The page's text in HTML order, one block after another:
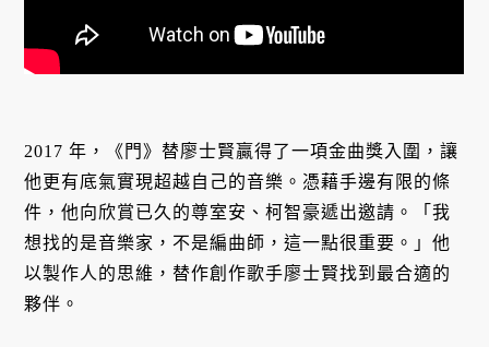
2017 年，《門》替廖士賢贏得了一項金曲獎入圍，讓
他更有底氣實現超越自己的音樂。憑藉手邊有限的條
件，他向欣賞已久的尊室安、柯智豪遞出邀請。「我
想找的是音樂家，不是編曲師，這一點很重要。」他
以製作人的思維，替作創作歌手廖士賢找到最合適的
夥伴。